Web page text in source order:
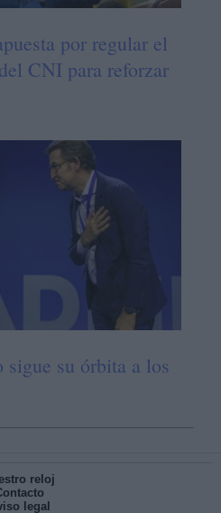
por regular el
CNI para reforzar
su órbita a los
reloj
legal